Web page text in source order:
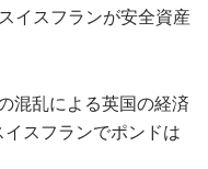
イスフランが安全資産
混乱による英国の経済
イスフランでポンドは